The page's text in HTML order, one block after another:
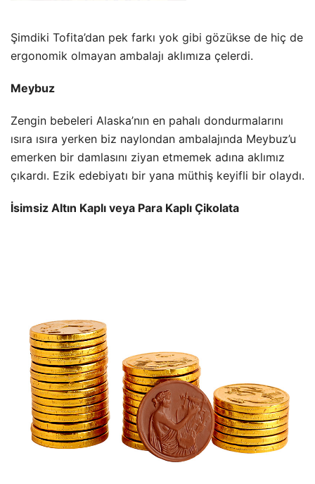
Şimdiki Tofita’dan pek farkı yok gibi gözükse de hiç de
ergonomik olmayan ambalajı aklımıza çelerdi.
Meybuz
Zengin bebeleri Alaska’nın en pahalı dondurmalarını
ısıra ısıra yerken biz naylondan ambalajında Meybuz’u
emerken bir damlasını ziyan etmemek adına aklımız
çıkardı. Ezik edebiyatı bir yana müthiş keyifli bir olaydı.
İsimsiz Altın Kaplı veya Para Kaplı Çikolata